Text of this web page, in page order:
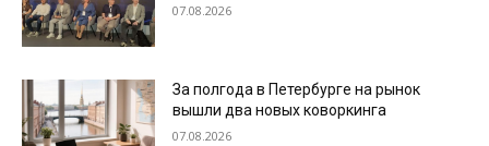
07.08.2026
За полгода в Петербурге на рынок
вышли два новых коворкинга
07.08.2026